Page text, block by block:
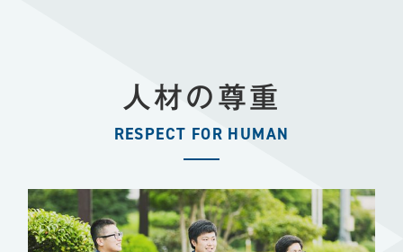
RESPECT FOR HUMAN
人材の尊重